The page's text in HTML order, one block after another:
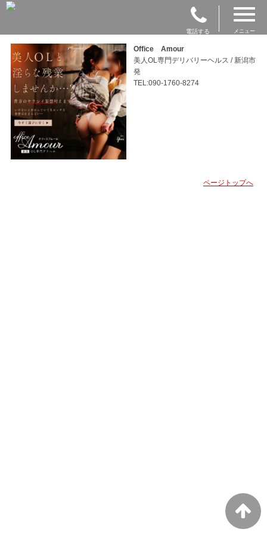
電話する メニュー
Office Amour
美人OL専門デリバリーヘルス / 新潟市
発
TEL:090-1760-8274
ページトップへ